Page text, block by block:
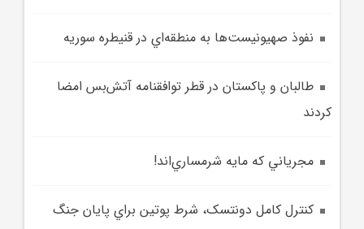
نفوذ صهيونيست‌ها به منطقه‌اي در قنيطره سوريه
طالبان و پاکستان در قطر توافقنامه آتش‌بس امضا
کردند
مجرياني که مايه‌ شرمساري‌اند!
کنترل کامل دونتسک، شرط پوتين براي پايان جنگ